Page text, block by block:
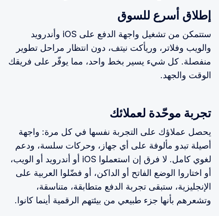
إطلاق أسرع للسوق
ستتمكن من تشغيل واجهة الدفع على iOS وأندرويد
والويب وفلاتر، وريأكت نيتف، دون انتظار مراحل تطوير
منفصلة. كل شيء يسير بخط واحد، مما يوفّر على فريقك
الوقت والجهد.
تجربة موحّدة لعملائك
يحصل عملاؤك على التجربة نفسها في كل مرة: واجهة
أصيلة تبدو مألوفة على أي جهاز، وحركات سلسة، ودعم
لغوي كامل. لا فرق إن استعملوا iOS أو أندرويد أو الويب،
أو اختاروا الوضع الفاتح أو الداكن، أو فضّلوا العربية على
الإنجليزية، ستبقى تجربة الدفع متطابقة، متناسقة،
وتشعرهم بأنها جزء طبيعي من بيئتهم الرقمية أينما كانوا.